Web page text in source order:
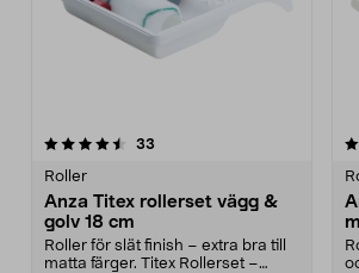
33
Roller
Anza Titex rollerset vägg &
golv 18 cm
Roller för slät finish – extra bra till
matta färger. Titex Rollerset –
4.5 av 5 stjärnor